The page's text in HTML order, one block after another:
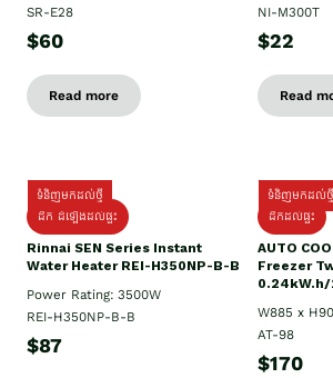
SR-E28
$60
Read more
NI-M300T
$22
Read
ទំនិញមកដល់ថ្មី
ដឹក ដំឡើងដល់ផ្ទះ
Rinnai SEN Series Instant
Water Heater REI-H350NP-B-B
Power Rating: 3500W
REI-H350NP-B-B
$87
ទំនិញមកដល់ថ្មី
ដឹកដល់ផ្ទះ
AUTO
Freezer
0.24kW.h/
W885 x
AT-98
$170